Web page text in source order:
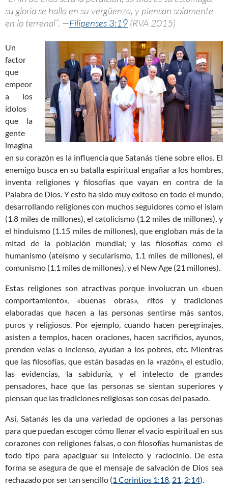
su gloria se halla en su vergüenza, y piensan solamente
en lo terrenal”. —Filipenses 3:19 (RVA 2015)
Un
factor
que
empeor
a los
ídolos
que la
gente
imagina
en su corazón es la influencia que Satanás tiene sobre ellos. El
enemigo busca en su batalla espiritual engañar a los hombres,
inventa religiones y filosofías que vayan en contra de la
Palabra de Dios. Y esto ha sido muy exitoso en todo el mundo,
desarrollando religiones con muchos seguidores como el islam
(1.8 miles de millones), el catolicismo (1.2 miles de millones), y
el hinduismo (1.15 miles de millones), que engloban más de la
mitad de la población mundial; y las filosofías como el
humanismo (ateísmo y secularismo, 1.1 miles de millones), el
comunismo (1.1 miles de millones), y el New Age (21 millones).
Estas religiones son atractivas porque involucran un «buen
comportamiento», «buenas obras», ritos y tradiciones
elaboradas que hacen a las personas sentirse más santos,
puros y religiosos. Por ejemplo, cuando hacen peregrinajes,
asisten a templos, hacen oraciones, hacen sacrificios, ayunos,
prenden velas o incienso, ayudan a los pobres, etc. Mientras
que las filosofías, que están basadas en la «razón», el estudio,
las evidencias, la sabiduría, y el intelecto de grandes
pensadores, hace que las personas se sientan superiores y
piensan que las tradiciones religiosas son cosas del pasado.
Así, Satanás les da una variedad de opciones a las personas
para que puedan escoger cómo llenar el vacío espiritual en sus
corazones con religiones falsas, o con filosofías humanistas de
todo tipo para apaciguar su intelecto y raciocinio. De esta
forma se asegura de que el mensaje de salvación de Dios sea
rechazado por ser tan sencillo (1 Corintios 1:18, 21, 2:14).